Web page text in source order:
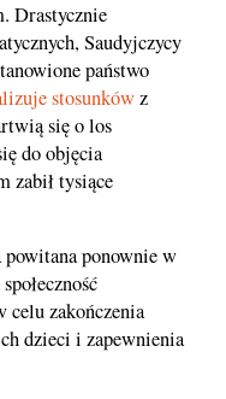
Drastycznie
Saudyjczycy
państwo
stosunkówz
się o los
do objęcia
zabił tysiące
ponownie w
społeczność
zakończenia
dzieci i zapewnienia